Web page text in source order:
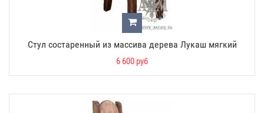
Стул состаренный из массива дерева Лукаш мягкий
6 600 руб